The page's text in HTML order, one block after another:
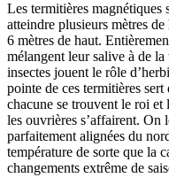
Les termitières magnétiques
atteindre plusieurs mètres de
6 mètres de haut.
mélangent leur salive à de
insectes jouent le rôle
pointe de ces termitières
chacune se trouvent le roi et
les ouvrières s’affairent. On
parfaitement alignées du
température de sorte que la
changements extrême de